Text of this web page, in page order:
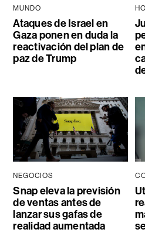
MUNDO
Ataques de Israel en
Gaza ponen en duda la
reactivación del plan de
paz de Trump
NEGOCIOS
Snap eleva la previsión
de ventas antes de
lanzar sus gafas de
realidad aumentada